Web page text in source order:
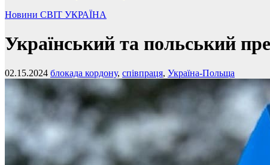
Новини СВІТ УКРАЇНА
Український та польський
02.15.2024 блокада кордону, співпраця, Україна-Польща